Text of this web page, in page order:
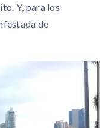
Y, para los
de